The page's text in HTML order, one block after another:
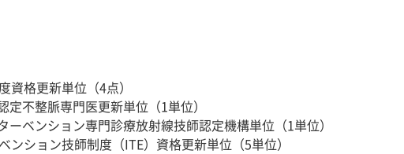
資格更新単位（4点）
定不整脈専門医更新単位（1単位）
ーベンション専門診療放射線技師認定機構単位（1単位）
ンション技師制度（ITE）資格更新単位（5単位）